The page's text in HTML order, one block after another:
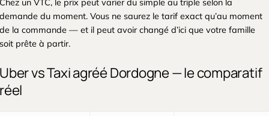
un VTC, le prix peut varier du simple au triple selon la
du moment. Vous ne saurez le tarif exact qu’au moment
la commande — et il peut avoir changé d’ici que votre famille
prête à partir.
vs Taxi agréé Dordogne — le comparatif